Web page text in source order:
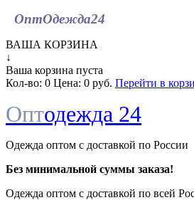
ОптОдежда24
ВАША КОРЗИНА
↓
Ваша корзина пуста
Кол-во: 0 Цена: 0 руб. Перейти в
Оптодежда 24
Одежда оптом с доставкой по России
Без минимальной суммы заказа!
Одежда оптом c доставкой по всей